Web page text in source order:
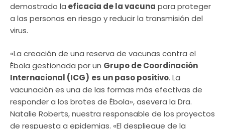
demostrado la eficacia de la vacuna para proteger
a las personas en riesgo y reducir la transmisión del
virus.
«La creación de una reserva de vacunas contra el
Ébola gestionada por un Grupo de Coordinación
Internacional (ICG) es un paso positivo. La
vacunación es una de las formas más efectivas de
responder a los brotes de Ébola», asevera la Dra.
Natalie Roberts, nuestra responsable de los proyectos
de respuesta a epidemias. «El despliegue de la